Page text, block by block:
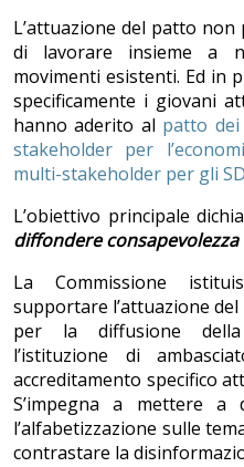
L’attuazione del patto
di lavorare insieme a
movimenti esistenti. Ed in
specificamente i giovani
hanno aderito al patto dei
stakeholder per
multi-stakeholder per gli
L’obiettivo principale
diffondere consapevolezza
La Commissione
supportare l’attuazione del
per la diffusione della
l’istituzione di
accreditamento specifico
S’impegna a mettere a
l’alfabetizzazione sulle
contrastare la